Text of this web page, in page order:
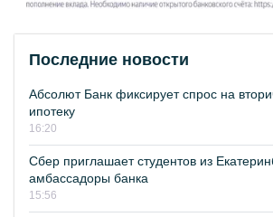
Последние новости
Абсолют Банк фиксирует спрос на
ипотеку
16:20
Сбер приглашает студентов из
амбассадоры банка
15:56